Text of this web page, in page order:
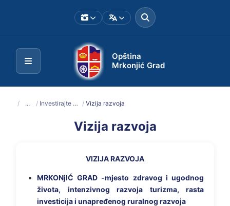
Opština
Mrkonjić Grad
/ ... / Investirajte u Mrkonjić Grad / Vizija razvoja
Vizija razvoja
VIZIJA RAZVOJA
MRKONjIĆ GRAD -mjesto zdravog i ugodnog
života, intenzivnog razvoja turizma, rasta
investicija i unapređenog ruralnog razvoja